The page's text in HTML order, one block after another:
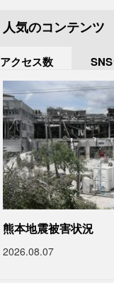
人気のコンテンツ
アクセス数
熊本地震被害状況
2026.08.07